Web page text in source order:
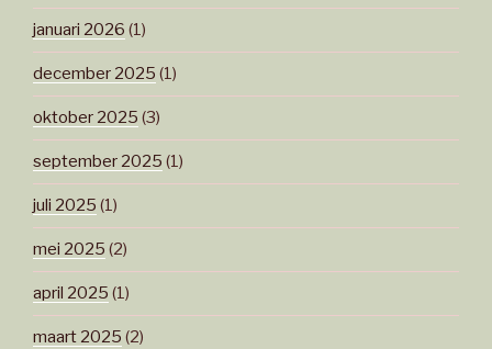
januari 2026 (1)
december 2025 (1)
oktober 2025 (3)
september 2025 (1)
juli 2025 (1)
mei 2025 (2)
april 2025 (1)
maart 2025 (2)